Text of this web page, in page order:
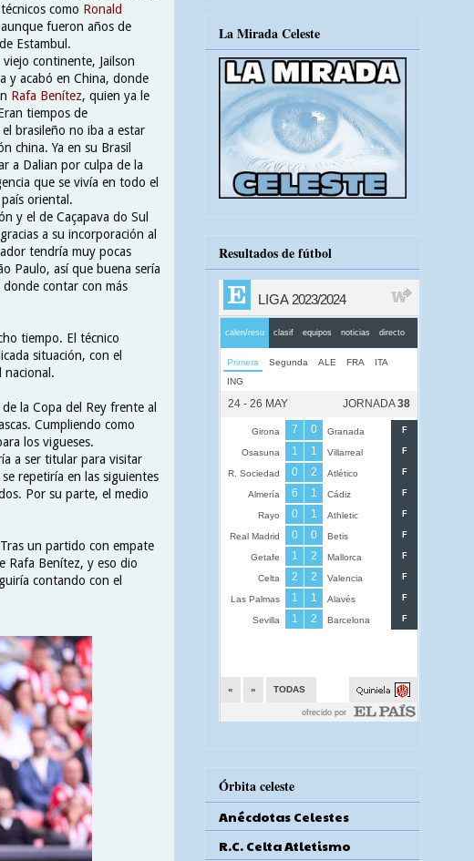
como Ronald
aunque fueron años de
Estambul.
continente, Jailson
y acabó en China, donde
Rafa Benítez, quien ya le
tiempos de
brasileño no iba a estar
china. Ya en su Brasil
a Dalian por culpa de la
que se vivía en todo el
oriental.
y el de Caçapava do Sul
a su incorporación al
tendría muy pocas
Paulo, así que buena sería
donde contar con más
tiempo. El técnico
situación, con el
nacional.
la Copa del Rey frente al
Cumpliendo como
los vigueses.
a ser titular para visitar
repetiría en las siguientes
Por su parte, el medio
un partido con empate
Rafa Benítez, y eso dio
contando con el
La Mirada Celeste
Resultados de fútbol
Órbita celeste
Anécdotas Celestes
R.C. Celta Atletismo